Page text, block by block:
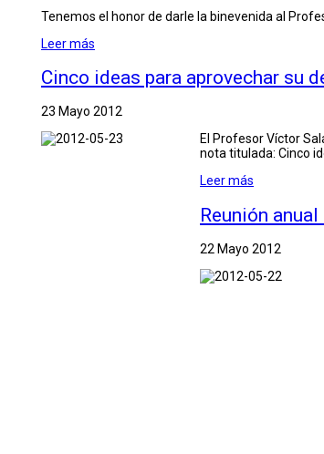
Tenemos el honor de darle la binevenida al
Leer más
Cinco ideas para aprovechar su
23 Mayo 2012
El Profesor Víctor
nota titulada: Cinco
Leer más
Reunión
22 Mayo 2012